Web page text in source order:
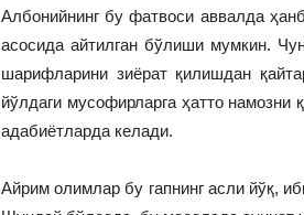
Албонийнинг бу фатвоси аввалда
асосида айтилган бўлиши мумкин.
шарифларини зиёрат қилишдан
йўлдаги мусофирларга ҳатто
адабиётларда келади.
Айрим олимлар бу гапнинг асли йўқ,